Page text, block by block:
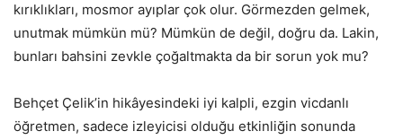
kırıklıkları, mosmor ayıplar çok olur. Görmezden gelmek,
unutmak mümkün mü? Mümkün de değil, doğru da. Lakin,
bunları bahsini zevkle çoğaltmakta da bir sorun yok mu?
Behçet Çelik’in hikâyesindeki iyi kalpli, ezgin vicdanlı
öğretmen, sadece izleyicisi olduğu etkinliğin sonunda